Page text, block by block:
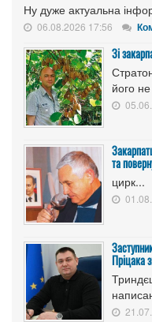
Ну дуже актуальна
06.08.2026 17:56
Зі
його
та
цирк...
Пріцака